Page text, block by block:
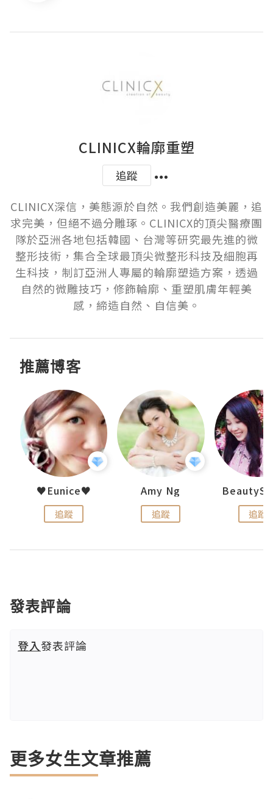
CLINICX輪廓重塑
追蹤
CLINICX深信，美態源於自然。我們創造美麗，追
求完美，但絕不過分雕琢。CLINICX的頂尖醫療團
隊於亞洲各地包括韓國、台灣等研究最先進的微
整形技術，集合全球最頂尖微整形科技及細胞再
生科技，制訂亞洲人專屬的輪廓塑造方案，透過
自然的微雕技巧，修飾輪廓、重塑肌膚年輕美
感，締造自然、自信美。
推薦博客
♥Eunice♥
追蹤
Amy Ng
追蹤 追蹤
發表評論
登入發表評論
更多女生文章推薦